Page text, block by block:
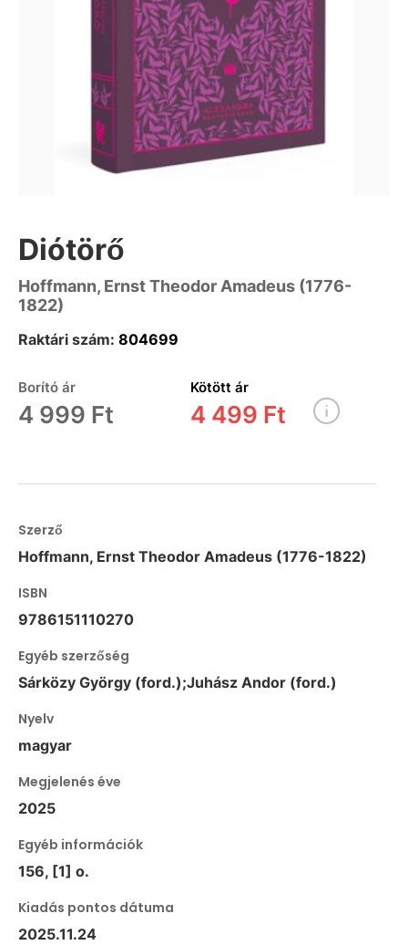
Diótörő
Hoffmann, Ernst Theodor Amadeus (1776-
1822)
Raktári szám: 804699
Borító ár
4 999 Ft
Kötött ár
4 499 Ft
Szerző
Hoffmann, Ernst Theodor Amadeus (1776-1822)
ISBN
9786151110270
Egyéb szerzőség
Sárközy György (ford.);Juhász Andor (ford.)
Nyelv
magyar
Megjelenés éve
2025
Egyéb információk
156, [1] o.
Kiadás pontos dátuma
2025.11.24